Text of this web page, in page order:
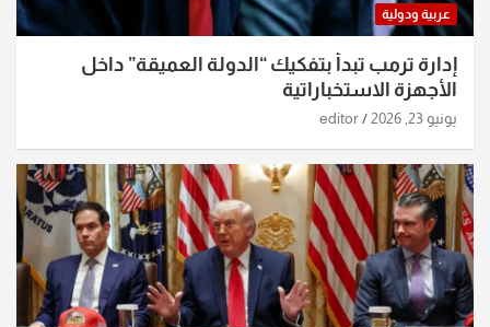
عربية ودولية
إدارة ترمب تبدأ بتفكيك “الدولة العميقة” داخل
الأجهزة الاستخباراتية
يونيو 23, 2026 editor